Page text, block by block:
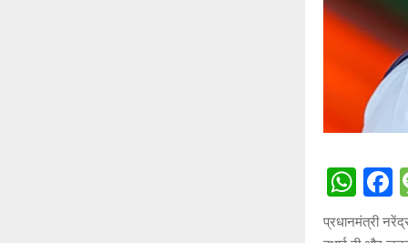
W
h
F
a
प्रधानमंत्री